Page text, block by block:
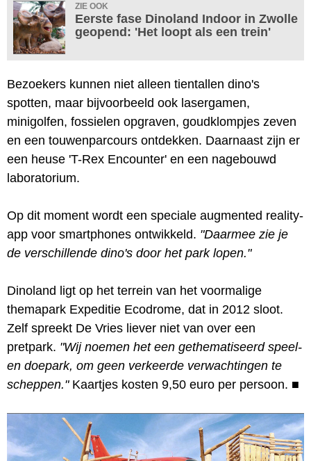
ZIE OOK
Eerste fase Dinoland Indoor in Zwolle
geopend: 'Het loopt als een trein'
Bezoekers kunnen niet alleen tientallen dino's
spotten, maar bijvoorbeeld ook lasergamen,
minigolfen, fossielen opgraven, goudklompjes zeven
en een touwenparcours ontdekken. Daarnaast zijn er
een heuse 'T-Rex Encounter' en een nagebouwd
laboratorium.
Op dit moment wordt een speciale augmented reality-
app voor smartphones ontwikkeld. "Daarmee zie je
de verschillende dino's door het park lopen."
Dinoland ligt op het terrein van het voormalige
themapark Expeditie Ecodrome, dat in 2012 sloot.
Zelf spreekt De Vries liever niet van over een
pretpark. "Wij noemen het een gethematiseerd speel-
en doepark, om geen verkeerde verwachtingen te
scheppen."Kaartjes kosten 9,50 euro per persoon. ■